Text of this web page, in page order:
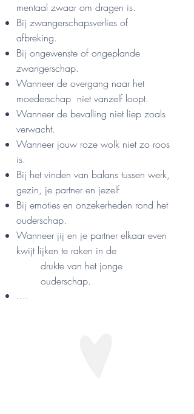
mentaal zwaar om dragen is.
Bij zwangerschapsverlies of
afbreking.
Bij ongewenste of ongeplande
zwangerschap.
Wanneer de overgang naar het
moederschap niet vanzelf loopt.​
Wanneer de bevalling niet liep zoals
verwacht.
Wanneer jouw roze wolk niet zo roos
is.
Bij het vinden van balans tussen werk,
gezin, je partner en jezelf
Bij emoties en onzekerheden rond het
ouderschap.
Wanneer jij en je partner elkaar even
kwijt lijken te raken in de
drukte van het jonge
ouderschap.
​....